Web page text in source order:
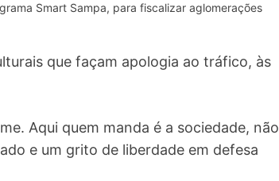
Smart Sampa, para fiscalizar aglomerações
que façam apologia ao tráfico, às
Aqui quem manda é a sociedade, não
e um grito de liberdade em defesa